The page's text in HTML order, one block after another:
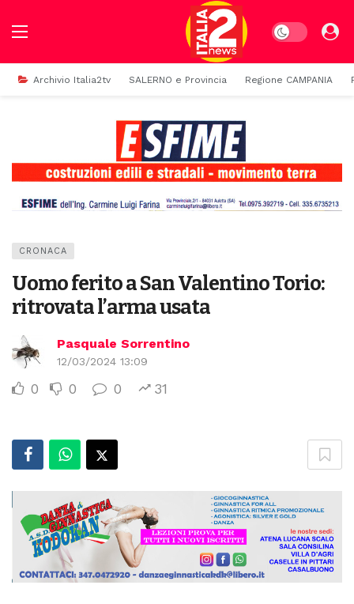
Dark mode
Archivio Italia2tv SALERNO e Provincia Regione CAMPANIA
CRONACA
Uomo ferito a San Valentino Torio:
ritrovata l’arma usata
Pasquale Sorrentino
12/03/2024 13:09
0 0 0 31